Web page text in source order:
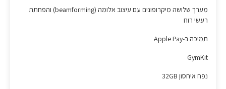
מערך שלושה מיקרופונים עם עיצוב אלומה (beamforming) והפחתת
רעשי רוח
תמיכה ב-Apple Pay
GymKit
נפח איחסון 32GB